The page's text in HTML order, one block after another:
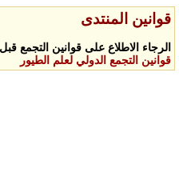
قوانين المنتدى
الرجاء الاطلاع على قوانين التجمع
قوانين التجمع الدولي لعلم الطيور